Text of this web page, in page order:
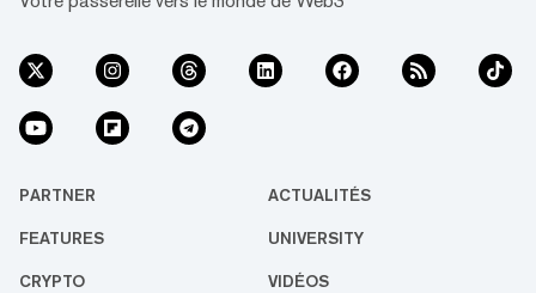
PARTNER ACTUALITÉS
FEATURES UNIVERSITY
CRYPTO VIDÉOS